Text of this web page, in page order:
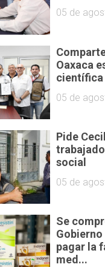
05 de
Oaxaca
científica
05 de
Pide
social
05 de
Se
pagar la
med...